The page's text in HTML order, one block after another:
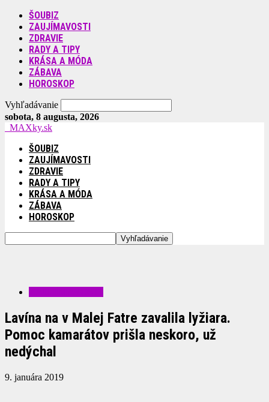
ŠOUBIZ
ZAUJÍMAVOSTI
ZDRAVIE
RADY A TIPY
KRÁSA A MÓDA
ZÁBAVA
HOROSKOP
Vyhľadávanie
sobota, 8 augusta, 2026
MAXky.sk
ŠOUBIZ
ZAUJÍMAVOSTI
ZDRAVIE
RADY A TIPY
KRÁSA A MÓDA
ZÁBAVA
HOROSKOP
Lavína na v Malej Fatre zavalila lyžiara.
Pomoc kamarátov prišla neskoro, už
nedýchal
9. januára 2019